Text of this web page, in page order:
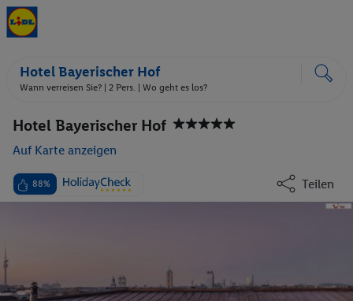
Hotel Bayerischer Hof
Wann verreisen Sie? | 2 Pers. | Wo geht es los?
Hotel Bayerischer Hof
Auf Karte anzeigen
88% Teilen